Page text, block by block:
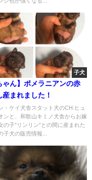
子犬
ゃん】ポメラニアンの赤
産まれました！
・ケイ犬舎スタット犬のCH.ヒュ
ンと、和歌山キミノ犬舎からお嫁
の子”リンリン”との間に産まれた
子犬の販売情報...